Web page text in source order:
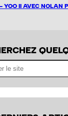
YOO II AVEC NOLAN